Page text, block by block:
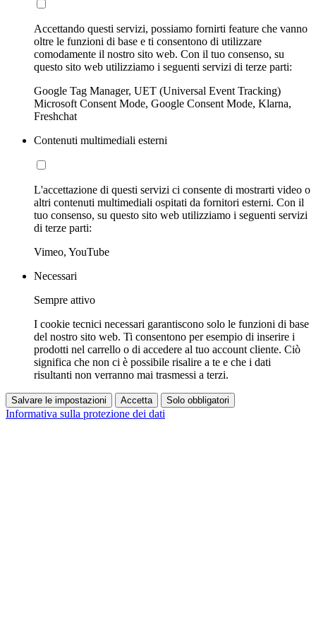
Accettando questi servizi, possiamo fornirti feature che vanno
oltre le funzioni di base e ti consentono di utilizzare
comodamente il nostro sito web. Con il tuo consenso, su
questo sito web utilizziamo i seguenti servizi di terze parti:
Google Tag Manager, UET (Universal Event Tracking)
Microsoft Consent Mode, Google Consent Mode, Klarna,
Freshchat
Contenuti multimediali esterni
L'accettazione di questi servizi ci consente di mostrarti video o
altri contenuti multimediali ospitati da fornitori esterni. Con il
tuo consenso, su questo sito web utilizziamo i seguenti servizi
di terze parti:
Vimeo, YouTube
Necessari
Sempre attivo
I cookie tecnici necessari garantiscono solo le funzioni di base
del nostro sito web. Ti consentono per esempio di inserire i
prodotti nel carrello o di accedere al tuo account cliente. Ciò
significa che non ci è possibile risalire a te e che i dati
risultanti non verranno mai trasmessi a terzi.
Salvare le impostazioni Accetta Solo obbligatori
Informativa sulla protezione dei dati